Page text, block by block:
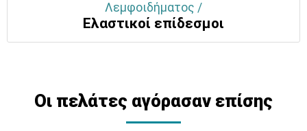
Λεμφοιδήματος /
Ελαστικοί επίδεσμοι
Οι πελάτες αγόρασαν επίσης